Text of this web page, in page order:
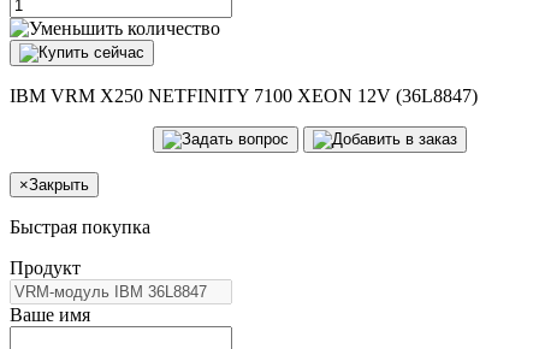
IBM VRM X250 NETFINITY 7100 XEON 12V (36L8847)
×Закрыть
Быстрая покупка
Продукт
Ваше имя